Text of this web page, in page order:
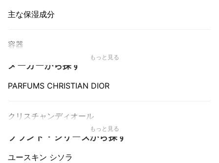
主な保湿成分
容器
もっと見る
メーカーから探す
PARFUMS CHRISTIAN DIOR
クリスチャンディオール
もっと見る
ブランド・シリーズから探す
ユースキン シソラ